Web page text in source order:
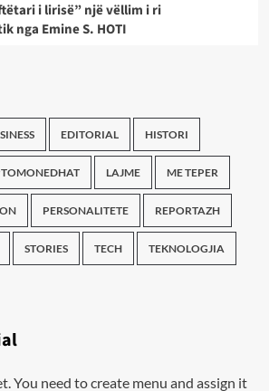
i lirisë” një vëllim i ri
nga Emine S. HOTI
EDITORIAL HISTORI
LAJME ME TEPER
PERSONALITETE REPORTAZH
STORIES TECH TEKNOLOGJIA
You need to create menu and assign it